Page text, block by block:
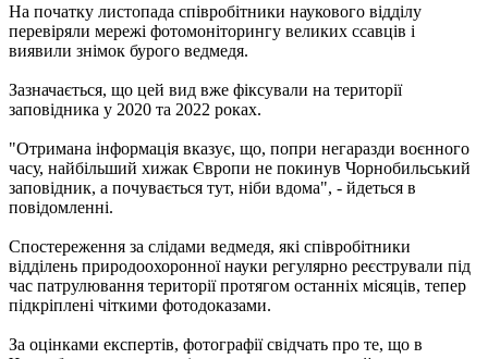
На початку листопада співробітники наукового відділу
перевіряли мережі фотомоніторингу великих ссавців і
виявили знімок бурого ведмедя.
Зазначається, що цей вид вже фіксували на території
заповідника у 2020 та 2022 роках.
"Отримана інформація вказує, що, попри негаразди воєнного
часу, найбільший хижак Європи не покинув Чорнобильський
заповідник, а почувається тут, ніби вдома", - йдеться в
повідомленні.
Спостереження за слідами ведмедя, які співробітники
відділень природоохоронної науки регулярно реєстрували під
час патрулювання території протягом останніх місяців, тепер
підкріплені чіткими фотодоказами.
За оцінками експертів, фотографії свідчать про те, що в